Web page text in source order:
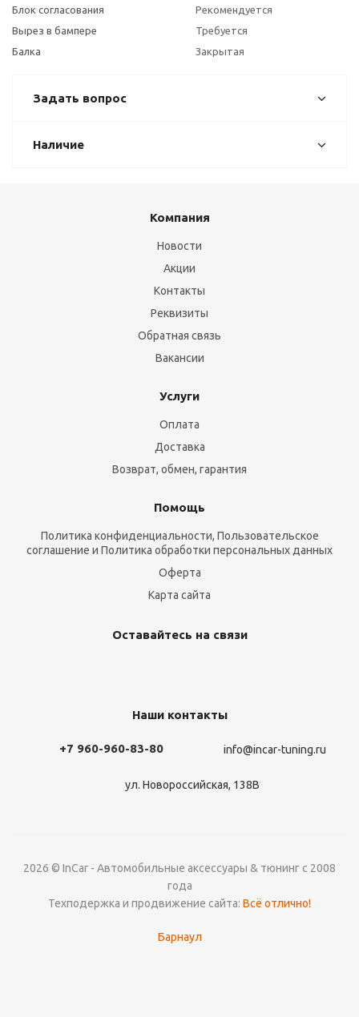
Блок согласования
Рекомендуется
Вырез в бампере
Требуется
Балка
Закрытая
Задать вопрос
Наличие
Компания
Новости
Акции
Контакты
Реквизиты
Обратная связь
Вакансии
Услуги
Оплата
Доставка
Возврат, обмен, гарантия
Помощь
Политика конфиденциальности, Пользовательское
соглашение и Политика обработки персональных данных
Оферта
Карта сайта
Оставайтесь на связи
Наши контакты
+7 960-960-83-80 info@incar-tuning.ru
ул. Новороссийская, 138В
2026 © InCar - Автомобильные аксессуары & тюнинг с 2008
года
Техподержка и продвижение сайта: Всё отлично!
Барнаул